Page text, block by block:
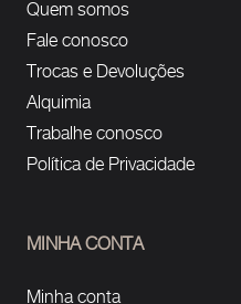
Quem somos
Fale conosco
Trocas e Devoluções
Alquimia
Trabalhe conosco
Política de Privacidade
MINHA CONTA
Minha conta